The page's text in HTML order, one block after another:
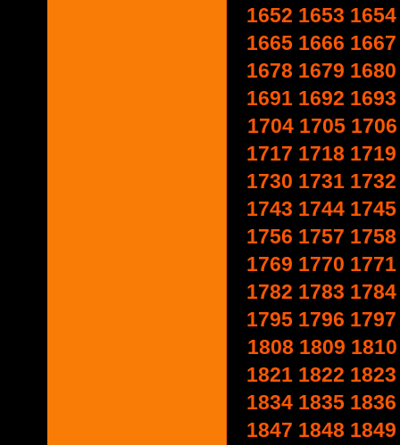
1652 1653 1654
1665 1666 1667
1678 1679 1680
1691 1692 1693
1704 1705 1706
1717 1718 1719
1730 1731 1732
1743 1744 1745
1756 1757 1758
1769 1770 1771
1782 1783 1784
1795 1796 1797
1808 1809 1810
1821 1822 1823
1834 1835 1836
1847 1848 1849